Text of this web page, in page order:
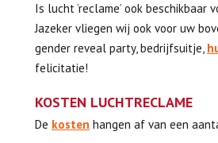
Is lucht ‘reclame’ ook beschikbaar
Jazeker vliegen wij ook voor uw
gender reveal party, bedrijfsuitje,
felicitatie!
KOSTEN LUCHTRECLAME
De kosten hangen af van een